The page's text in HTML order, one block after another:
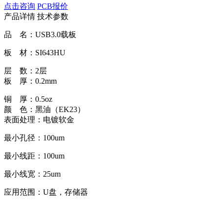
点击咨询 PCB报价
产品详情 技术参数
品 名：USB3.0载板
板 材：SI643HU
层 数：2层
板 厚：0.2mm
铜 厚：0.5oz
颜 色：黑油（EK23）
表面处理：电镀软金
最小孔径：100um
最小线距：100um
最小线宽：25um
应用范围：U盘，存储器